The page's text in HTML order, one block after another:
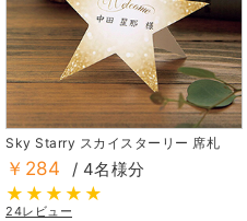
Sky Starry スカイスターリー 席札
￥284 / 4名様分
24レビュー